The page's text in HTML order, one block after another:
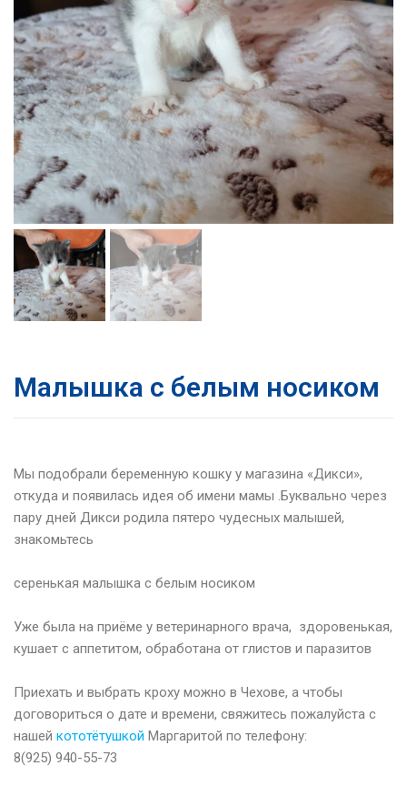
Малышка с белым носиком
Мы подобрали беременную кошку у магазина «Дикси»,
откуда и появилась идея об имени мамы .Буквально через
пару дней Дикси родила пятеро чудесных малышей,
знакомьтесь
серенькая малышка с белым носиком
Уже была на приёме у ветеринарного врача, здоровенькая,
кушает с аппетитом, обработана от глистов и паразитов
Приехать и выбрать кроху можно в Чехове, а чтобы
договориться о дате и времени, свяжитесь пожалуйста с
нашей кототётушкой Маргаритой по телефону:
8(925) 940-55-73